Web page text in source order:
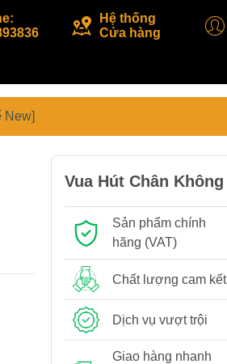
Hệ thống
Cửa hàng
New]
Vua Hút Chân Không
Sản phẩm chính
hãng (VAT)
Chất lượng cam kết
Dịch vụ vượt trội
Giao hàng nhanh